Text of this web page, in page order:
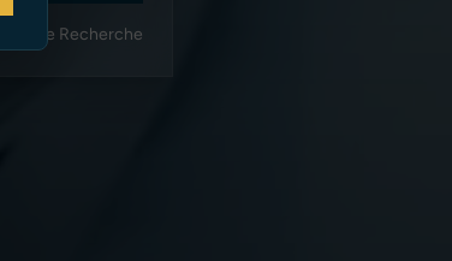
de Recherche